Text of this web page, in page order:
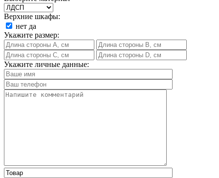
Верхние шкафы:
нет да
Укажите размер:
Укажите личные данные: